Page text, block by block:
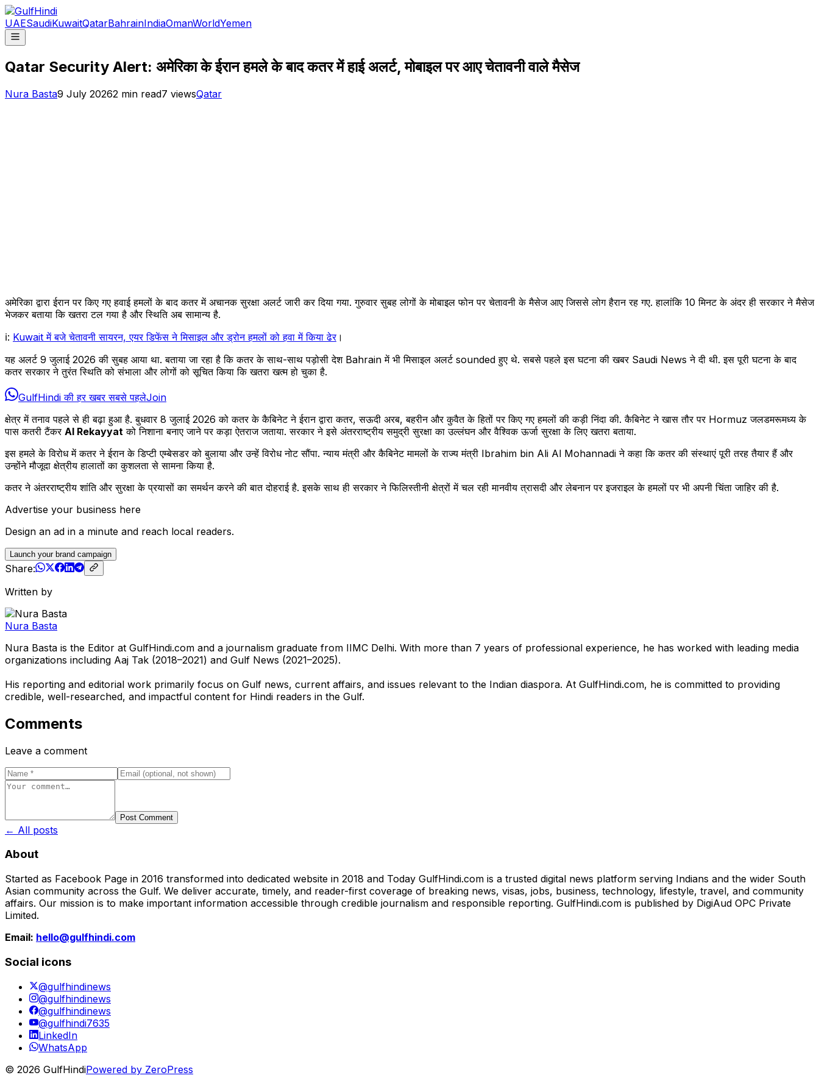
UAESaudiKuwaitQatarBahrainIndiaOmanWorldYemen
Qatar Security Alert: अमेरिका के ईरान हमले के बाद कतर में हाई अलर्ट, मोबाइल पर आए चेतावनी वाले मैसेज
Nura Basta9 July 20262 min read7 viewsQatar
अमेरिका द्वारा ईरान पर किए गए हवाई हमलों के बाद कतर में अचानक सुरक्षा अलर्ट जारी कर दिया गया. गुरुवार सुबह लोगों के मोबाइल फोन पर चेतावनी के मैसेज आए जिससे लोग हैरान रह गए. हालांकि 10 मिनट के अंदर ही सरकार ने मैसेज
भेजकर बताया कि खतरा टल गया है और स्थिति अब सामान्य है.
ℹ: Kuwait में बजे चेतावनी सायरन, एयर डिफेंस ने मिसाइल और ड्रोन हमलों को हवा में किया ढेर।
यह अलर्ट 9 जुलाई 2026 की सुबह आया था. बताया जा रहा है कि कतर के साथ-साथ पड़ोसी देश Bahrain में भी मिसाइल अलर्ट sounded हुए थे. सबसे पहले इस घटना की खबर Saudi News ने दी थी. इस पूरी घटना के बाद
कतर सरकार ने तुरंत स्थिति को संभाला और लोगों को सूचित किया कि खतरा खत्म हो चुका है.
GulfHindi की हर खबर सबसे पहलेJoin
क्षेत्र में तनाव पहले से ही बढ़ा हुआ है. बुधवार 8 जुलाई 2026 को कतर के कैबिनेट ने ईरान द्वारा कतर, सऊदी अरब, बहरीन और कुवैत के हितों पर किए गए हमलों की कड़ी निंदा की. कैबिनेट ने खास तौर पर Hormuz जलडमरूमध्य के
पास कतरी टैंकर Al Rekayyat को निशाना बनाए जाने पर कड़ा ऐतराज जताया. सरकार ने इसे अंतरराष्ट्रीय समुद्री सुरक्षा का उल्लंघन और वैश्विक ऊर्जा सुरक्षा के लिए खतरा बताया.
इस हमले के विरोध में कतर ने ईरान के डिप्टी एम्बेसडर को बुलाया और उन्हें विरोध नोट सौंपा. न्याय मंत्री और कैबिनेट मामलों के राज्य मंत्री Ibrahim bin Ali Al Mohannadi ने कहा कि कतर की संस्थाएं पूरी तरह तैयार हैं और
उन्होंने मौजूदा क्षेत्रीय हालातों का कुशलता से सामना किया है.
कतर ने अंतरराष्ट्रीय शांति और सुरक्षा के प्रयासों का समर्थन करने की बात दोहराई है. इसके साथ ही सरकार ने फिलिस्तीनी क्षेत्रों में चल रही मानवीय त्रासदी और लेबनान पर इजराइल के हमलों पर भी अपनी चिंता जाहिर की है.
Advertise your business here
Design an ad in a minute and reach local readers.
Launch your brand campaign
Share:
Written by
Nura Basta
Nura Basta is the Editor at GulfHindi.com and a journalism graduate from IIMC Delhi. With more than 7 years of professional experience, he has worked with leading media
organizations including Aaj Tak (2018–2021) and Gulf News (2021–2025).
His reporting and editorial work primarily focus on Gulf news, current affairs, and issues relevant to the Indian diaspora. At GulfHindi.com, he is committed to providing
credible, well-researched, and impactful content for Hindi readers in the Gulf.
Comments
Leave a comment
Post Comment
← All posts
About
Started as Facebook Page in 2016 transformed into dedicated website in 2018 and Today GulfHindi.com is a trusted digital news platform serving Indians and the wider South
Asian community across the Gulf. We deliver accurate, timely, and reader-first coverage of breaking news, visas, jobs, business, technology, lifestyle, travel, and community
affairs. Our mission is to make important information accessible through credible journalism and responsible reporting. GulfHindi.com is published by DigiAud OPC Private
Limited.
Email: hello@gulfhindi.com
Social icons
@gulfhindinews
@gulfhindinews
@gulfhindinews
@gulfhindi7635
LinkedIn
WhatsApp
© 2026 GulfHindiPowered by ZeroPress